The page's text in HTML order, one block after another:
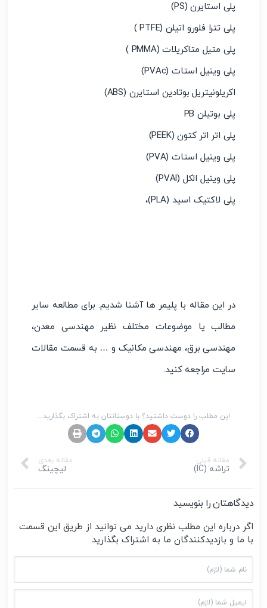
پلی استایرن (PS)
پلی تترا فلورو اتیلن (PTFE )
پلی متیل متاکریلات (PMMA )
پلی وینیل استات (PVAc)
اکریلونیتریل بوتادین استایرن (ABS)
پلی بوتیلن PB
پلی اتر اتر کتون (PEEK)
پلی وینیل استات (PVA)
پلی وینیل الکل (PVAl)
پلی لاکتیک اسید (PLA)،
در این مقاله با پلیمر ها آشنا شدیم. برای مطالعه سایر
مطالب یا موضوعات مختلف نظیر مهندسی معدن،
مهندسی برق، مهندسی مکانیک و … به قسمت مقالات
سایت مراجعه کنید.
این مطلب را دوست داشتید؟ با دوستانتان به اشتراک بگذارید...
مقاله قبلی
تراشه (IC)
مقاله بعدی
لیچینگ
دیدگاهتان را بنویسید
اگر درباره این مطلب نظری دارید می توانید از طریق این قسمت
با ما و بازدیدکنندگان ما به اشتراک بگذارید.